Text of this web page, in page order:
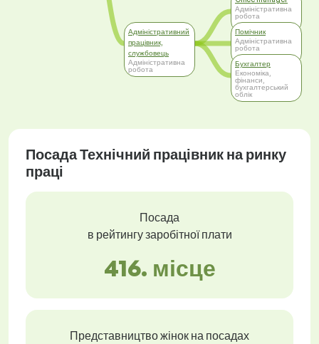
Адміністративний
працівник,
службовець
Адміністративна
робота
Адміністративна
робота
Помічник
Адміністративна
робота
Бухгалтер
Економіка,
фінанси,
бухгалтерський
облік
Посада Технічний працівник на ринку
праці
Посада
в рейтингу заробітної плати
416. місце
Представництво жінок на посадах